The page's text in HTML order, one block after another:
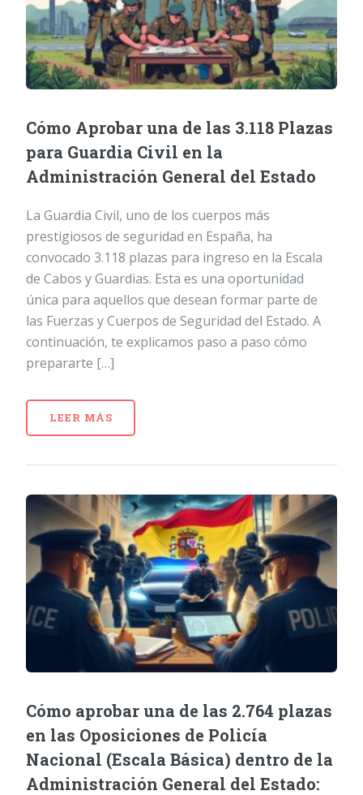
Cómo Aprobar una de las 3.118 Plazas
para Guardia Civil en la
Administración General del Estado
La Guardia Civil, uno de los cuerpos más
prestigiosos de seguridad en España, ha
convocado 3.118 plazas para ingreso en la Escala
de Cabos y Guardias. Esta es una oportunidad
única para aquellos que desean formar parte de
las Fuerzas y Cuerpos de Seguridad del Estado. A
continuación, te explicamos paso a paso cómo
prepararte […]
LEER MÁS
Cómo aprobar una de las 2.764 plazas
en las Oposiciones de Policía
Nacional (Escala Básica) dentro de la
Administración General del Estado: